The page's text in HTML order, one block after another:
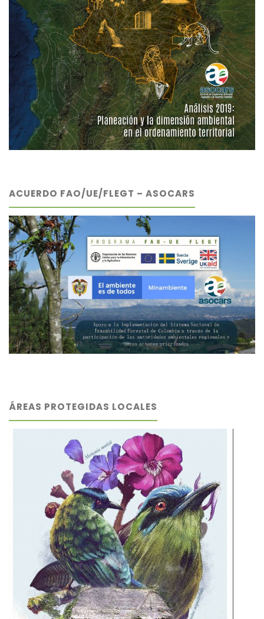
ACUERDO FAO/UE/FLEGT – ASOCARS
ÁREAS PROTEGIDAS LOCALES